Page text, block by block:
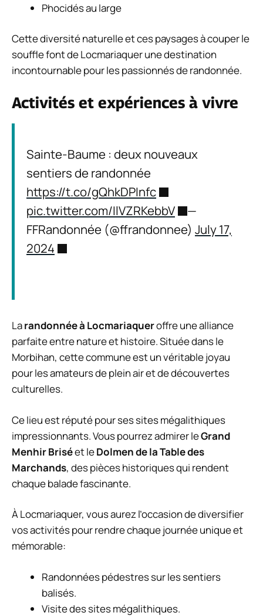
Phocidés au large
Cette diversité naturelle et ces paysages à couper le
souffle font de Locmariaquer une destination
incontournable pour les passionnés de randonnée.
Activités et expériences à vivre
Sainte-Baume : deux nouveaux
sentiers de randonnée
https://t.co/gQhkDPInfc
pic.twitter.com/IlVZRKebbV
—
FFRandonnée (@ffrandonnee) July 17,
2024
Larandonnée à Locmariaqueroffre une alliance
parfaite entre nature et histoire. Située dans le
Morbihan, cette commune est un véritable joyau
pour les amateurs de plein air et de découvertes
culturelles.
Ce lieu est réputé pour ses sites mégalithiques
impressionnants. Vous pourrez admirer leGrand
Menhir Briséet leDolmen de la Table des
Marchands, des pièces historiques qui rendent
chaque balade fascinante.
À Locmariaquer, vous aurez l’occasion de diversifier
vos activités pour rendre chaque journée unique et
mémorable:
Randonnées pédestres sur les sentiers
balisés.
Visite des sites mégalithiques.